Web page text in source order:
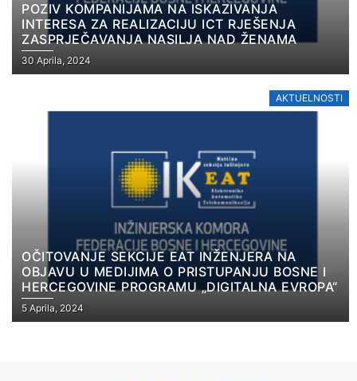
POZIV KOMPANIJAMA NA ISKAZIVANJA
INTERESA ZA REALIZACIJU ICT RJEŠENJA
ZASPRJEČAVANJA NASILJA NAD ŽENAMA
30 Aprila, 2024
AKTUELNOSTI
OČITOVANJE SEKCIJE EAT INŽENJERA NA
OBJAVU U MEDIJIMA O PRISTUPANJU BOSNE I
HERCEGOVINE PROGRAMU „DIGITALNA EVROPA“
5 Aprila, 2024